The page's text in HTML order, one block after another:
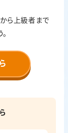
ら上級者まで